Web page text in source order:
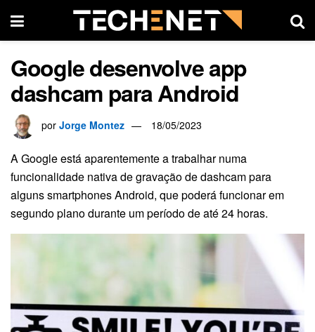
Google desenvolve app
dashcam para Android
por Jorge Montez 18/05/2023
A Google está aparentemente a trabalhar numa
funcionalidade nativa de gravação de dashcam para
alguns smartphones Android, que poderá funcionar em
segundo plano durante um período de até 24 horas.